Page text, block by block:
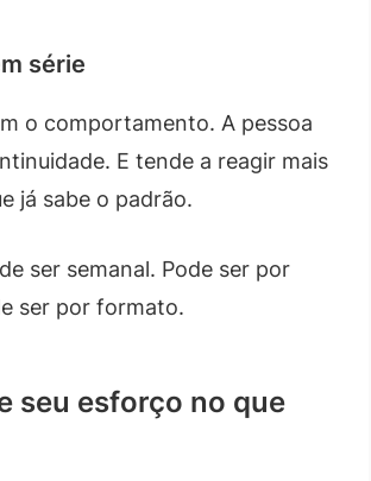
série
o comportamento. A pessoa
E tende a reagir mais
já sabe o padrão.
ser semanal. Pode ser por
ser por formato.
seu esforço no que